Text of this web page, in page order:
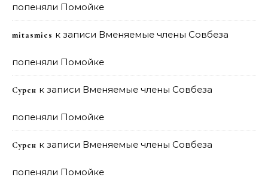
попеняли Помойке
mitasmies к записи Вменяемые члены Совбеза
попеняли Помойке
Сурен к записи Вменяемые члены Совбеза
попеняли Помойке
Сурен к записи Вменяемые члены Совбеза
попеняли Помойке